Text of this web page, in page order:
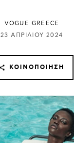
VOGUE GREECE
23 ΑΠΡΙΛΊΟΥ 2024
ΚΟΙΝΟΠΟΊΗΣΗ